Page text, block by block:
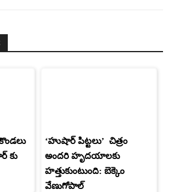
కు
‘హుషార్‌ పిట్టలు’ చిత్రం
అందరి హృదయాలకు
హత్తుకుంటుంది: బెక్కెం
వేణుగోపాల్‌